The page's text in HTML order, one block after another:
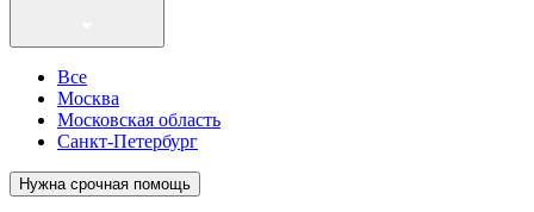
Все
Москва
Московская область
Санкт-Петербург
Нужна срочная помощь